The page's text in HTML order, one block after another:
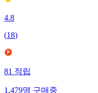
4.8
(18)
81적립